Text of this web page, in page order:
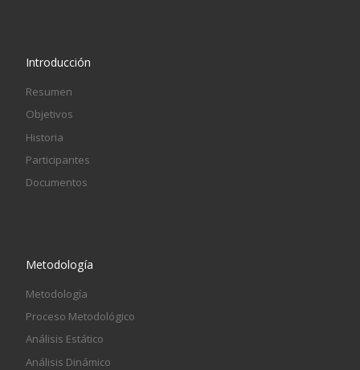
Introducción
Resumen
Objetivos
Historia
Participantes
Documentos
Metodología
Metodología
Proceso Metodológico
Análisis Estático
Análisis Dinámico